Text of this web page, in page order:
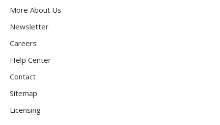
More About Us
Newsletter
Careers
Help Center
Contact
Sitemap
Licensing